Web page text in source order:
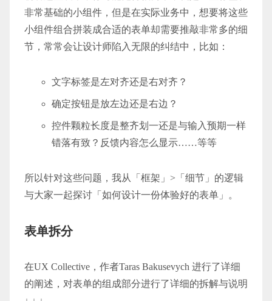
非常基础的小组件，但是在实际业务中，想要将这些
小组件组合拼装成合适的表单却需要推敲非常多的细
节，常常会让设计师陷入无限的纠结中，比如：
文字标签是左对齐还是右对齐？
确定按钮是放左边还是右边？
控件颗粒长度是整齐划一还是与输入预期一样
错落有致？反馈内容怎么显示……等等
所以针对这些问题，我从「框架」>「细节」的逻辑
与大家一起探讨「如何设计一份体验好的表单」。
表单拆分
在UX Collective，作者Taras Bakusevych 进行了详细
的阐述，对表单的组成部分进行了详细的拆解与说明